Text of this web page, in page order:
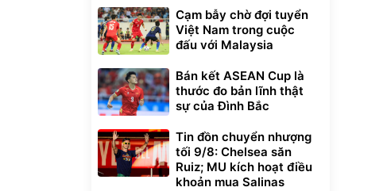
Cạm bẫy chờ đợi tuyển
Việt Nam trong cuộc
đấu với Malaysia
Bán kết ASEAN Cup là
thước đo bản lĩnh thật
sự của Đình Bắc
Tin đồn chuyển nhượng
tối 9/8: Chelsea săn
Ruiz; MU kích hoạt điều
khoản mua Salinas